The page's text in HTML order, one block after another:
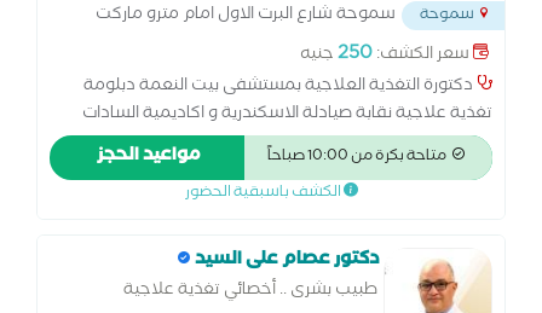
سموحة
سموحة شارع البرت الاول امام مترو ماركت
سعر الكشف:250جنيه
دكتورة التغذية العلاجية بمستشفى بيت النعمة دبلومة
تغذية علاجية نقابة صيادلة الاسكندرية و اكاديمية السادات
علاج السمنة و النحافة و تغذية مرضى السكر و القلب و الضغط
و الغدة الدرقية و التوحد و متابعة الرضاعة الطبيعية و الرياضيين
و ما بعد جراحات السمنة
متاحة بكرة من 10:00 صباحاً مواعيد الحجز
الكشف باسبقية الحضور
دكتور عصام على السيد
طبيب بشرى .. أخصائي تغذية علاجية